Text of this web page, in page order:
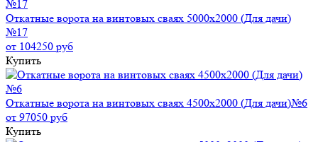
Откатные ворота на винтовых сваях 5000x2000 (Для дачи)
№17
от 104250 руб
Купить
Откатные ворота на винтовых сваях 4500x2000 (Для дачи)№6
от 97050 руб
Купить